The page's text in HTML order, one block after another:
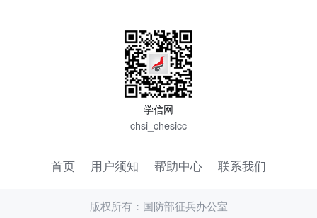
学信网
chsi_chesicc
首页 用户须知 帮助中心 联系我们
版权所有：国防部征兵办公室